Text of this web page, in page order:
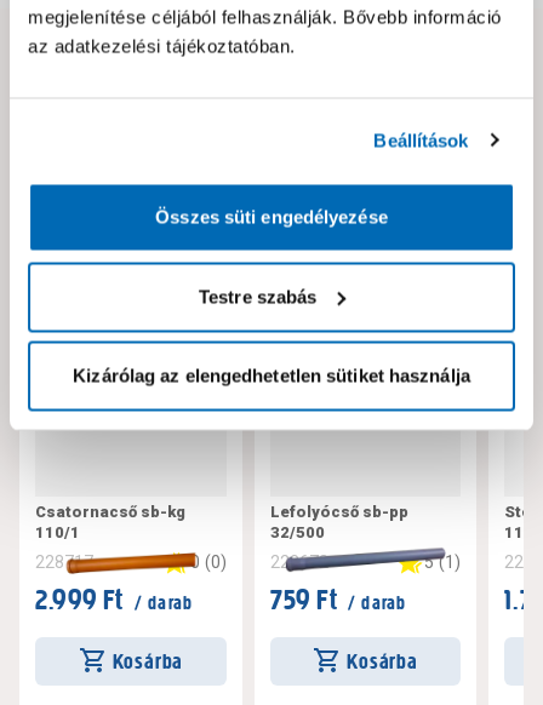
megjelenítése céljából felhasználják. Bővebb információ
az adatkezelési tájékoztatóban.
Beállítások
Összes süti engedélyezése
Testre szabás
Kizárólag az elengedhetetlen sütiket használja
Neked ajánljuk!
Csatornacső sb-kg
110/1
228717 0 (0)
2.999 Ft / darab
Kosárba
Lefolyócső sb-pp
32/500
228672 5 (1)
759 Ft / darab
Kosárba
110/